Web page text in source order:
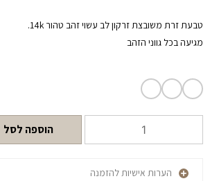
טבעת זרת משובצת זרקון לב עשוי זהב טהור 14k.
מגיעה בכל גווני הזהב
הוספה לסל
הערות אישיות להזמנה